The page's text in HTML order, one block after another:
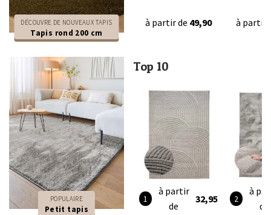
DÉCOUVRE DE NOUVEAUX TAPIS
Tapis rond 200 cm
à partir de 49,90 à partir
POPULAIRE
Petit tapis
Top 10
à partir
de
32,95
à
de